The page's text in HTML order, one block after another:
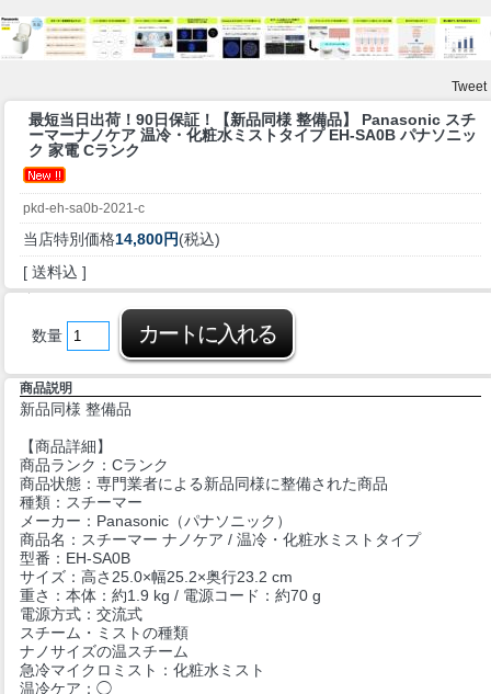
Tweet
最短当日出荷！90日保証！
【新品同様 整備品】 Panasonic スチ
ーマーナノケア 温冷・化粧水ミストタイプ EH-SA0B パナソニッ
ク 家電 Cランク
pkd-eh-sa0b-2021-c
当店特別価格14,800円(税込)
[ 送料込 ]
数量
商品説明
新品同様 整備品
【商品詳細】
商品ランク：Cランク
商品状態：専門業者による新品同様に整備された商品
種類：スチーマー
メーカー：Panasonic（パナソニック）
商品名：スチーマー ナノケア / 温冷・化粧水ミストタイプ
型番：EH-SA0B
サイズ：高さ25.0×幅25.2×奥行23.2 cm
重さ：本体：約1.9 kg / 電源コード：約70 g
電源方式：交流式
スチーム・ミストの種類
ナノサイズの温スチーム
急冷マイクロミスト：化粧水ミスト
温冷ケア：◯